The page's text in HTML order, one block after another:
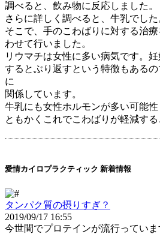
調べると、飲み物に反応しました。
さらに詳しく調べると、牛乳でした
そこで、手のこわばりに対する治
わせて行いました。
リウマチは女性に多い病気です。
するとぶり返すという特徴もある
に
関係しています。
牛乳にも女性ホルモンが多い可能性
ともかくこれでこわばりが軽減する
愛情カイロプラクティック 新着情報
タンパク質の摂りすぎ？
2019/09/17 16:55
今世間でプロテインが流行ってい